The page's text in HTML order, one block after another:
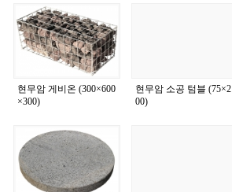
현무암 게비온 (300×600
×300)
현무암 소공 텀블 (75×2
00)